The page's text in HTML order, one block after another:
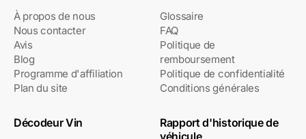
À propos de nous
Nous contacter
Avis
Blog
Programme d'affiliation
Plan du site
Glossaire
FAQ
Politique de
remboursement
Politique de confidentialité
Conditions générales
Décodeur Vin
Rapport d'historique de
véhicule